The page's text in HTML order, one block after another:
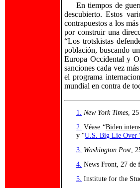
En tiempos de
descubierto. Estos
contrapuestos a los
por construir una
“Los trotskistas
población, buscando
Europa Occidental y
sanciones cada vez
el programa
mundial en contra de
1. New York Times ,
2. Véase “Biden
y “U.S. Big Lie Over
3. Washington Post ,
4. News Front, 27 de
5. Institute for the